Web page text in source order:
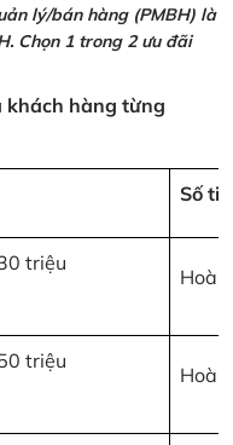
lý/bán hàng (PMBH) là
Chọn 1 trong 2 ưu đãi
khách hàng từng
Số
triệu
triệu